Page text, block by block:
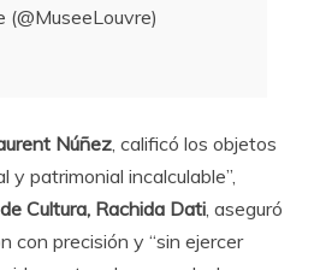
Núñez, calificó los objetos
y patrimonial incalculable”,
Cultura, Rachida Dati, aseguró
con precisión y “sin ejercer